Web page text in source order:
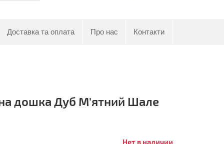
Доставка та оплата Про нас Контакти
дошка Дуб М'ятний Шале
Нет в наличии